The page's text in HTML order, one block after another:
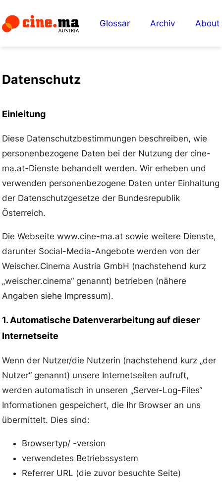
Glossar Archiv About
Datenschutz
Einleitung
Diese Datenschutzbestimmungen beschreiben, wie
personenbezogene Daten bei der Nutzung der cine-
ma.at-Dienste behandelt werden. Wir erheben und
verwenden personenbezogene Daten unter Einhaltung
der Datenschutzgesetze der Bundesrepublik
Österreich.
Die Webseite www.cine-ma.at sowie weitere Dienste,
darunter Social-Media-Angebote werden von der
Weischer.Cinema Austria GmbH (nachstehend kurz
„weischer.cinema“ genannt) betrieben (nähere
Angaben siehe Impressum).
1. Automatische Datenverarbeitung auf dieser
Internetseite
Wenn der Nutzer/die Nutzerin (nachstehend kurz „der
Nutzer“ genannt) unsere Internetseiten aufruft,
werden automatisch in unseren „Server-Log-Files“
Informationen gespeichert, die Ihr Browser an uns
übermittelt. Dies sind:
Browsertyp/ -version
verwendetes Betriebssystem
Referrer URL (die zuvor besuchte Seite)